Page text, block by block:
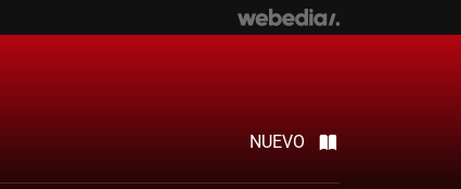
NUEVO